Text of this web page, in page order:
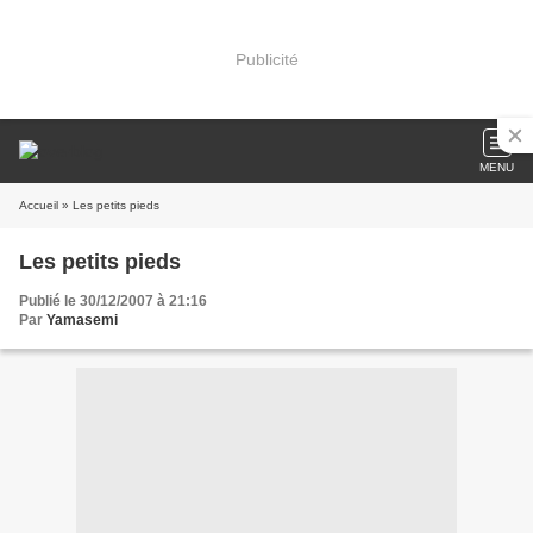
Publicité
MENU
Accueil » Les petits pieds
Les petits pieds
Publié le 30/12/2007 à 21:16
Par Yamasemi